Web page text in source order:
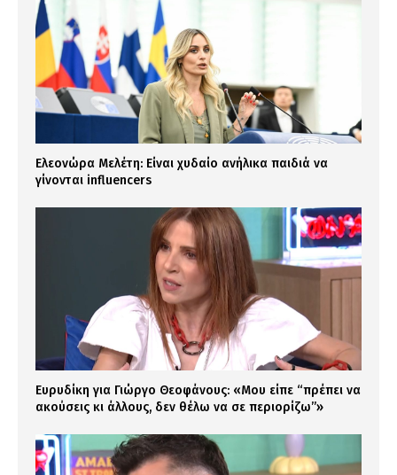
Ελεονώρα Μελέτη: Είναι χυδαίο ανήλικα παιδιά να
γίνονται influencers
Ευρυδίκη για Γιώργο Θεοφάνους: «Μου είπε “πρέπει να
ακούσεις κι άλλους, δεν θέλω να σε περιορίζω”»